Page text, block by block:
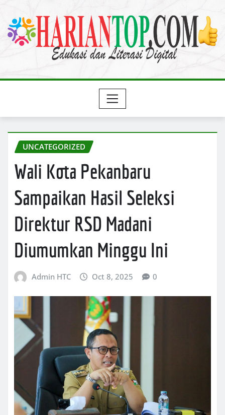
content
UNCATEGORIZED
Wali Kota Pekanbaru
Sampaikan Hasil Seleksi
Direktur RSD Madani
Diumumkan Minggu Ini
Admin HTC Oct 8, 2025 0